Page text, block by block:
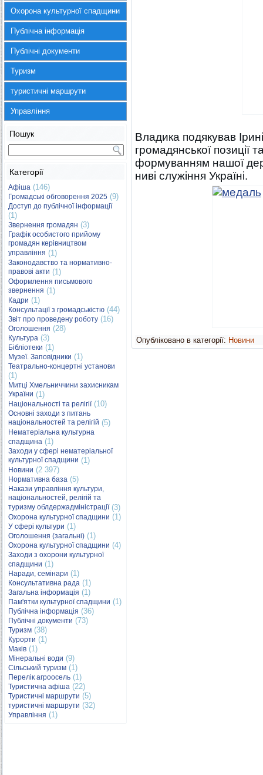
Охорона культурної спадщини
Публічна інформація
Публічні документи
Туризм
туристичні маршрути
Управління
Пошук
Категорії
Афіша (146)
Громадські обговорення 2025 (9)
Доступ до публічної інформації
(1)
Звернення громадян (3)
Графік особистого прийому
громадян керівництвом
управління (1)
Законодавство та нормативно-
правові акти (1)
Оформлення письмового
звернення (1)
Кадри (1)
Консультації з громадськістю (44)
Звіт про проведену роботу (16)
Оголошення (28)
Культура (3)
Бібліотеки (1)
Музеї. Заповідники (1)
Театрально-концертні установи
(1)
Митці Хмельниччини захисникам
України (1)
Національності та релігії(10)
Основні заходи з питань
національностей та релігій (5)
Нематеріальна культурна
спадщина (1)
Заходи у сфері нематеріальної
культурної спадщини (1)
Новини (2 397)
Нормативна база (5)
Накази управління культури,
національностей, релігій та
туризму облдержадміністрації(3)
Охорона культурної спадщини (1)
У сфері культури (1)
Оголошення (загальні) (1)
Охорона культурної спадщини (4)
Заходи з охорони культурної
спадщини (1)
Наради, семінари (1)
Консультативна рада (1)
Загальна інформація (1)
Пам'ятки культурної спадщини (1)
Публічна інформація (36)
Публічні документи (73)
Туризм (38)
Курорти (1)
Маків (1)
Мінеральні води (9)
Сільський туризм (1)
Перелік агроосель (1)
Туристична афіша (22)
Туристичні маршрути (5)
туристичні маршрути (32)
Управління (1)
Владика подякував
громадянської позиції
формуванням нашої
ниві служіння Україні.
Опубліковано в категорії: Новини